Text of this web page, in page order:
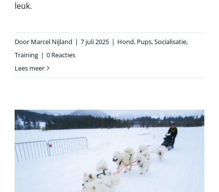
leuk.
Door Marcel Nijland | 7 juli 2025 | Hond, Pups,Socialisatie,
Training | 0 Reacties
Lees meer